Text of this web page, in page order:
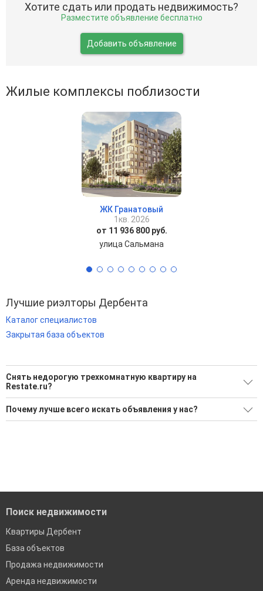
Хотите сдать или продать недвижимость?
Разместите объявление бесплатно
Добавить объявление
Жилые комплексы поблизости
ЖК Гранатовый
1кв. 2026
от 11 936 800 руб.
улица Сальмана
Лучшие риэлторы Дербента
Каталог специалистов
Закрытая база объектов
Снять недорогую трехкомнатную квартиру на
Restate.ru?
Ищите, как Снять недорогую трехкомнатную квартиру?
1 актуальное и проверенное объявление
Почему лучше всего искать объявления у нас?
Поиск недвижимости
Квартиры Дербент
База объектов
Продажа недвижимости
Аренда недвижимости